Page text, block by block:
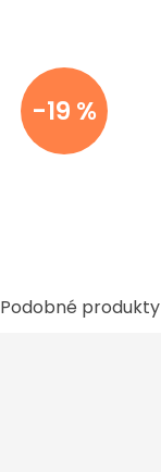
-19 %
Podobné produkty